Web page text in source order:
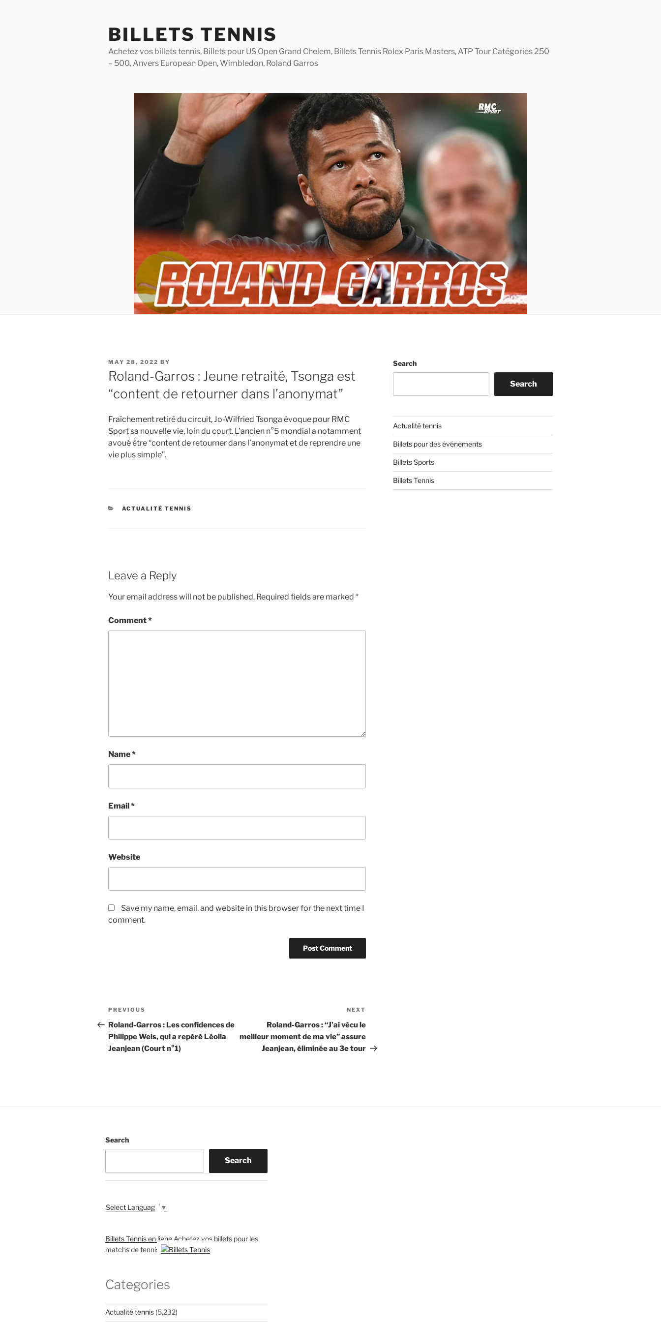
BILLETS TENNIS
Achetez vos billets tennis, Billets pour US Open Grand Chelem, Billets Tennis Rolex Paris Masters, ATP Tour Catégories 250
– 500, Anvers European Open, Wimbledon, Roland Garros
POSTED
ON
MAY 28, 2022 BY
Roland-Garros : Jeune retraité, Tsonga est
“content de retourner dans l’anonymat”
Fraîchement retiré du circuit, Jo-Wilfried Tsonga évoque pour RMC
Sport sa nouvelle vie, loin du court. L’ancien n°5 mondial a notamment
avoué être “content de retourner dans l’anonymat et de reprendre une
vie plus simple”.
CATEGORIES
ACTUALITÉ TENNIS
Leave a Reply
Your email address will not be published. Required fields are marked *
Comment*
Name*
Email*
Website
Save my name, email, and website in this browser for the next time I
comment.
Post
navigation
Previous
Post
PREVIOUS
Roland-Garros : Les confidences de
Philippe Weis, qui a repéré Léolia
Jeanjean (Court n°1)
Post
NEXT
Roland-Garros : “J’ai vécu le
meilleur moment de ma vie” assure
Jeanjean, éliminée au 3e tour
Search
Search
Actualité tennis
Billets pour des événements
Billets Sports
Billets Tennis
Search
Search
Select Language ▼
Billets Tennis en ligne Achetez vos billets pour les
matchs de tennis
Categories
Actualité tennis (5,232)